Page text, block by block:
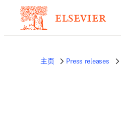
主页 Press releases